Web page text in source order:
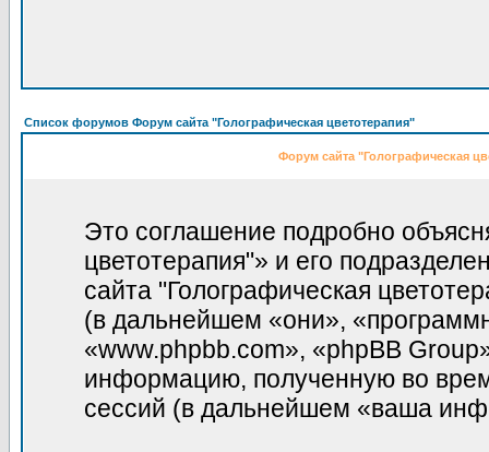
Список форумов Форум сайта "Голографическая цветотерапия"
Форум сайта "Голографическая
Это соглашение подробно
цветотерапия"» и его
сайта "Голографическая
(в дальнейшем «они»,
«www.phpbb.com», «phpBB
информацию, полученную во
сессий (в дальнейшем «ваша